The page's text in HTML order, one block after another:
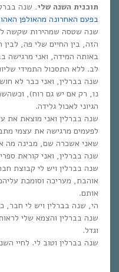
תוכנית השנה שלי. שנה
בפעם האחרונה מהאולפן
שנה שטסה שמהירות שקשה
הזה, בין החיים שלי פה,
באותה המידה, ואני מרגישה
לב. ללא התסכול התמידי
שנה בברלין, ואני כבר לא
נו, רק אם יש גם רוח),
הגיוני לאכול גלידה.
שנה בברלין ואני מוצאת את
לפעמים מרגישה את עצמי
שאני אשכרה שם, מבינה מה
שנה בברלין, ואני קוראת
שנה בברלין ויש לי קבוצת
אוהבת, מעריכה וסומכת
אותם.
הי, שנה בברלין ויש לי
שנה בברלין והצמא שלי
וגדל.
שנה בברלין וטוב לי. לחיי